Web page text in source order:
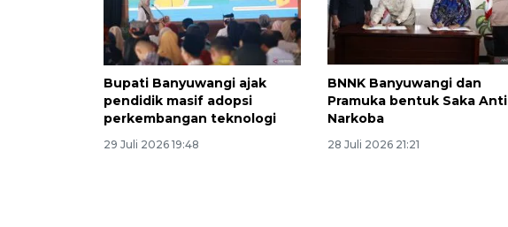
Bupati Banyuwangi ajak
pendidik masif adopsi
perkembangan teknologi
29 Juli 2026 19:48
BNNK Banyuwangi dan
Pramuka bentuk Saka Anti
Narkoba
28 Juli 2026 21:21